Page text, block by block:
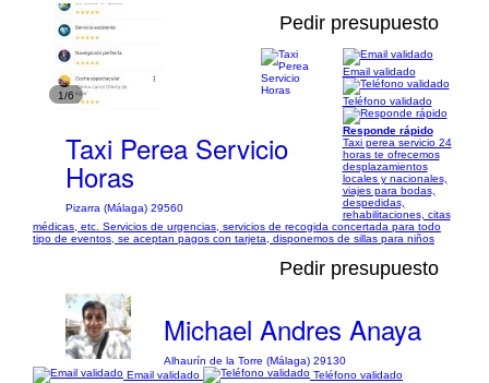
1/6
Pedir presupuesto
Taxi Perea Servicio
Horas
Pizarra (Málaga) 29560
Email validado
Teléfono validado
Responde rápido
Taxi perea servicio 24
horas te ofrecemos
desplazamientos
locales y nacionales,
viajes para bodas,
despedidas,
rehabilitaciones, citas
médicas, etc. Servicios de urgencias, servicios de recogida concertada para todo
tipo de eventos, se aceptan pagos con tarjeta, disponemos de sillas para niños
Pedir presupuesto
Michael Andres Anaya
Alhaurín de la Torre (Málaga) 29130
Email validado
Teléfono validado